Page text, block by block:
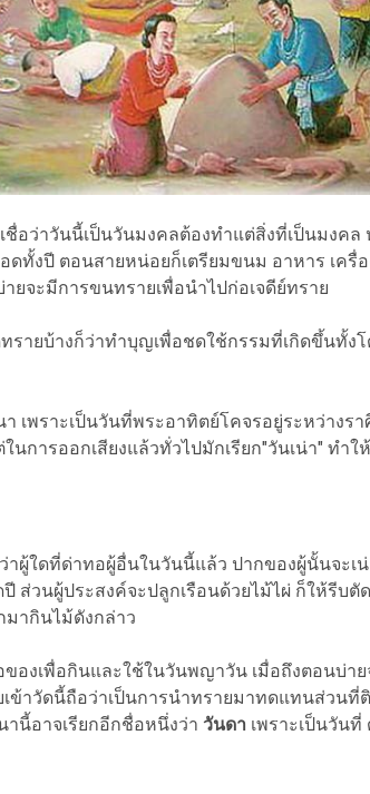
ชื่อว่าวันนี้เป็นวันมงคลต้องทำแต่สิ่งที่เป็นมงคล
ทั้งปี ตอนสายหน่อยก็เตรียมขนม อาหาร เครื่อ
จะมีการขนทรายเพื่อนำไปก่อเจดีย์ทราย
ายบ้างก็ว่าทำบุญเพื่อชดใช้กรรมที่เกิดขึ้นทั้งโ
เพราะเป็นวันที่พระอาทิตย์โคจรอยู่ระหว่างร
การออกเสียงแล้วทั่วไปมักเรียก"วันเน่า" ทำใ
ผู้ใดที่ด่าทอผู้อื่นในวันนี้แล้ว ปากของผู้นั้นจะเ
วนผู้ประสงค์จะปลูกเรือนด้วยไม้ไผ่ ก็ให้รีบตั
มากินไม้ดังกล่าว
องเพื่อกินและใช้ในวันพญาวัน เมื่อถึงตอนบ่าย
ข้าวัดนี้ถือว่าเป็นการนำทรายมาทดแทนส่วนที่
นี้อาจเรียกอีกชื่อหนึ่งว่า วันดา เพราะเป็นวันที่